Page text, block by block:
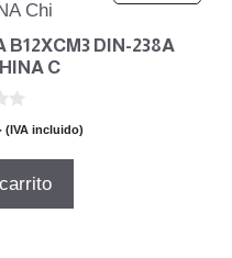
B12XCM3 DIN-238A
C
El
actual
(IVA incluido)